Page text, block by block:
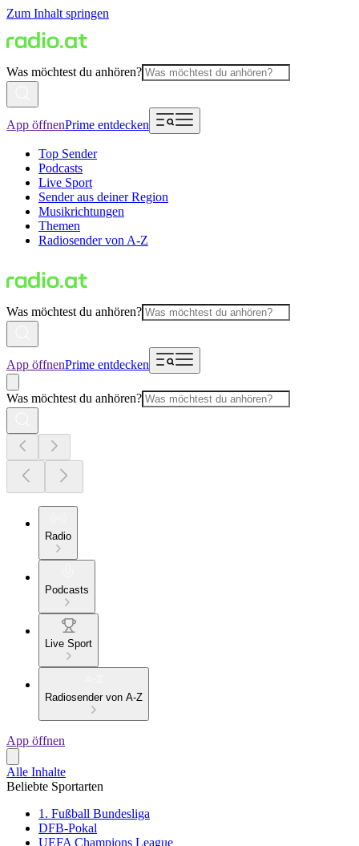
Zum Inhalt springen
Was möchtest du anhören?
App öffnenPrime entdecken
Top Sender
Podcasts
Live Sport
Sender aus deiner Region
Musikrichtungen
Themen
Radiosender von A-Z
Was möchtest du anhören?
App öffnenPrime entdecken
Was möchtest du anhören?
Radio
Podcasts
Live Sport
Radiosender von A-Z
App öffnen
Alle Inhalte
Beliebte Sportarten
1. Fußball Bundesliga
DFB-Pokal
UEFA Champions League